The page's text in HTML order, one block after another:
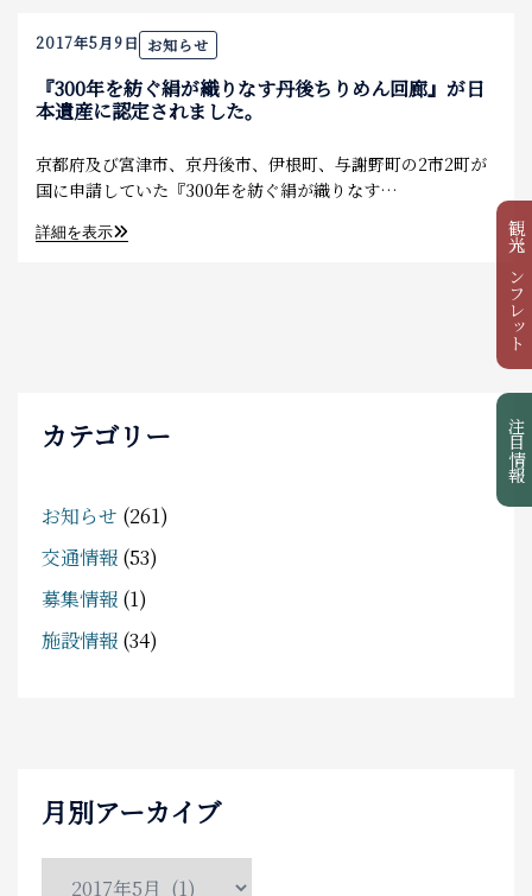
観光パンフレット
注目情報
泊まる
お土産
2017年5月9日 お知らせ
『300年を紡ぐ絹が織りなす丹後ちりめん回廊』が日
本遺産に認定されました。
京都府及び宮津市、京丹後市、伊根町、与謝野町の2市2町が
国に申請していた『300年を紡ぐ絹が織りなす…
詳細を表示
カテゴリー
お知らせ (261)
交通情報 (53)
募集情報 (1)
施設情報 (34)
月別アーカイブ